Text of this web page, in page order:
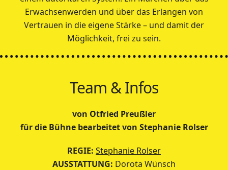
Erwachsenwerden und über das Erlangen von
Vertrauen in die eigene Stärke – und damit der
Möglichkeit, frei zu sein.
Team & Infos
von Otfried Preußler
für die Bühne bearbeitet von Stephanie Rolser
REGIE: Stephanie Rolser
AUSSTATTUNG: Dorota Wünsch